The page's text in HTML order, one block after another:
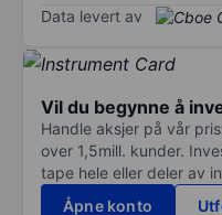
Data levert av
Vil du begynne å
Handle aksjer på vår
over 1,5mill. kunder.
tape hele eller deler av
Åpne konto